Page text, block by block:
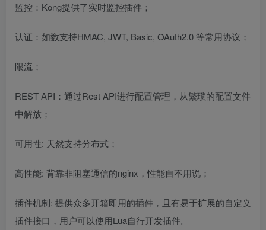
监控：Kong提供了实时监控插件；
认证：如数支持HMAC, JWT, Basic, OAuth2.0 等常用协议；
限流；
REST API：通过Rest API进行配置管理，从繁琐的配置文件
中解放；
可用性: 天然支持分布式；
高性能: 背靠非阻塞通信的nginx，性能自不用说；
插件机制: 提供众多开箱即用的插件，且有易于扩展的自定义
插件接口，用户可以使用Lua自行开发插件。